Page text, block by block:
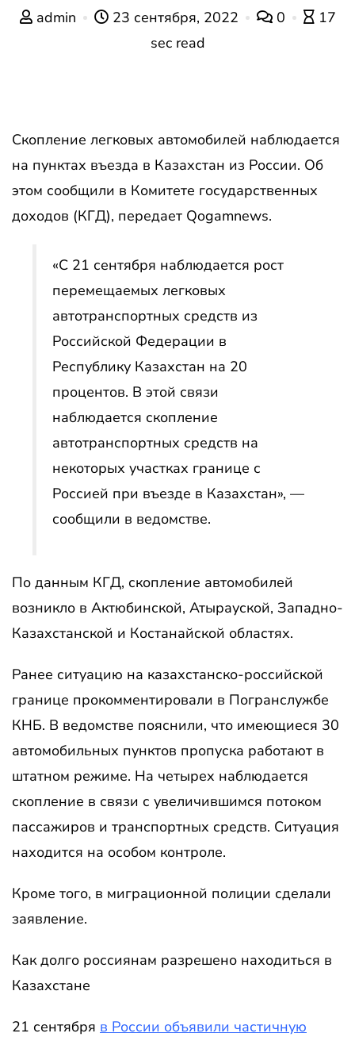
admin 23 сентября, 2022 0
17
sec read
Скопление легковых автомобилей наблюдается
на пунктах въезда в Казахстан из России. Об
этом сообщили в Комитете государственных
доходов (КГД), передает Qogamnews.
«С 21 сентября наблюдается рост
перемещаемых легковых
автотранспортных средств из
Российской Федерации в
Республику Казахстан на 20
процентов. В этой связи
наблюдается скопление
автотранспортных средств на
некоторых участках границе с
Россией при въезде в Казахстан», —
сообщили в ведомстве.
По данным КГД, скопление автомобилей
возникло в Актюбинской, Атырауской, Западно-
Казахстанской и Костанайской областях.
Ранее ситуацию на казахстанско-российской
границе прокомментировали в Погранслужбе
КНБ. В ведомстве пояснили, что имеющиеся 30
автомобильных пунктов пропуска работают в
штатном режиме. На четырех наблюдается
скопление в связи с увеличившимся потоком
пассажиров и транспортных средств. Ситуация
находится на особом контроле.
Кроме того, в миграционной полиции сделали
заявление.
Как долго россиянам разрешено находиться в
Казахстане
21 сентября в России объявили частичную